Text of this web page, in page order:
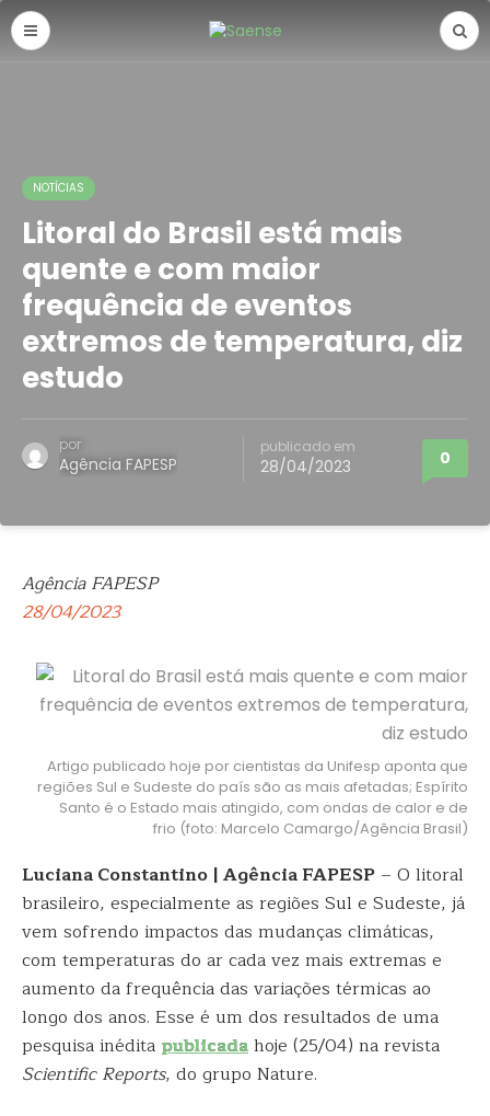
NOTÍCIAS
Litoral do Brasil está mais
quente e com maior
frequência de eventos
extremos de temperatura, diz
estudo
por
Agência FAPESP
publicado em
28/04/2023 0
Agência FAPESP
28/04/2023
Artigo publicado hoje por cientistas da Unifesp aponta que
regiões Sul e Sudeste do país são as mais afetadas; Espírito
Santo é o Estado mais atingido, com ondas de calor e de
frio (foto: Marcelo Camargo/Agência Brasil)
Luciana Constantino | Agência FAPESP – O litoral
brasileiro, especialmente as regiões Sul e Sudeste, já
vem sofrendo impactos das mudanças climáticas,
com temperaturas do ar cada vez mais extremas e
aumento da frequência das variações térmicas ao
longo dos anos. Esse é um dos resultados de uma
pesquisa inédita publicadahoje (25/04) na revista
Scientific Reports, do grupo Nature.